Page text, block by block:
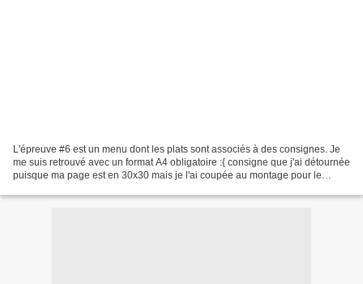
L'épreuve #6 est un menu dont les plats sont associés à des consignes. Je
me suis retrouvé avec un format A4 obligatoire :{ consigne que j'ai détournée
puisque ma page est en 30x30 mais je l'ai coupée au montage pour le